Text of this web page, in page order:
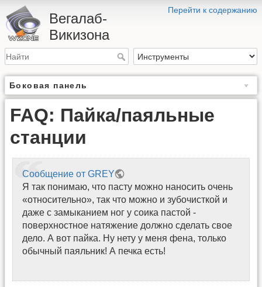
Перейти к содержанию
Вегалаб-
Викизона
Боковая панель
FAQ: Пайка/паяльные
станции
Сообщение от GREY
Я так понимаю, что пасту можно наносить очень
«относительно», так что можно и зубочисткой и
даже с замыканием ног у соика пастой -
поверхностное натяжение должно сделать свое
дело. А вот пайка. Ну нету у меня фена, только
обычный паяльник! А печка есть!